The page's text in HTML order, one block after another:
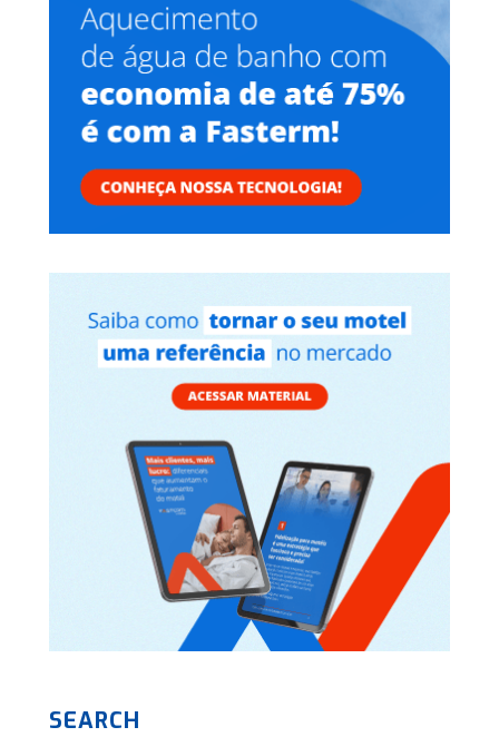
SEARCH